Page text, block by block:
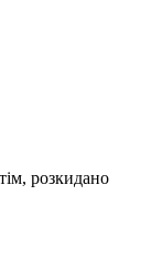
розкидано